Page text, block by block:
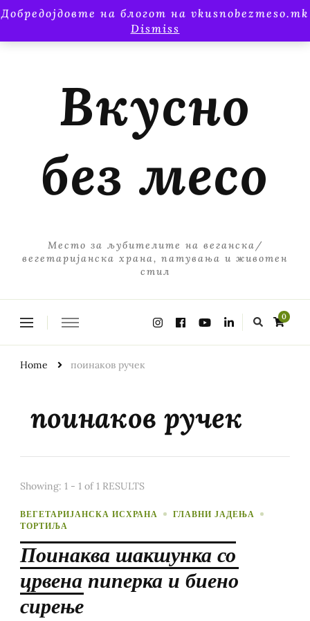
Добредојдовте на блогот на vkusnobezmeso.mk
Dismiss
Вкусно
без месо
Место за љубителите на веганска/
вегетаријанска храна, патувања и животен
стил
0
Home поинаков ручек
поинаков ручек
Showing: 1 - 1 of 1 RESULTS
ВЕГЕТАРИЈАНСКА ИСХРАНА
ГЛАВНИ ЈАДЕЊА
ТОРТИЉА
Поинаква шакшунка со
црвена пиперка и биено
сирење